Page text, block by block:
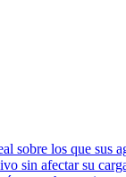
sobre los que sus
sin afectar su